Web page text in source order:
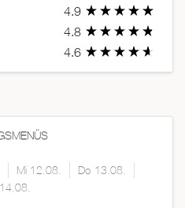
4.9
4.8
4.6
Mi 12.08.
Do 13.08.